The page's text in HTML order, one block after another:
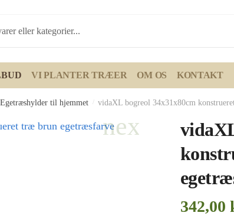
VI PLANTER TRÆER OM OS KONTAKT
Egetræshylder til hjemmet vidaXL bogreol 34x31x80cm
342,00